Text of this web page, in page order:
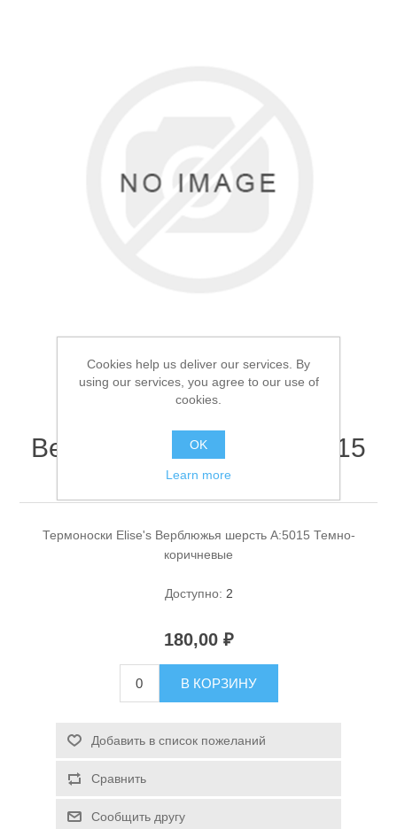
Аксессуары для лодок
Спасательные средства
Верблюжья шерсть A:5015
Темно-коричневые
Термоноски Elise's Верблюжья шерсть A:5015 Темно-
коричневые
Доступно: 2
180,00 ₽
В КОРЗИНУ
Добавить в список пожеланий
Сравнить
Сообщить другу
Cookies help us deliver our services. By
using our services, you agree to our use of
cookies.
OK
Learn more